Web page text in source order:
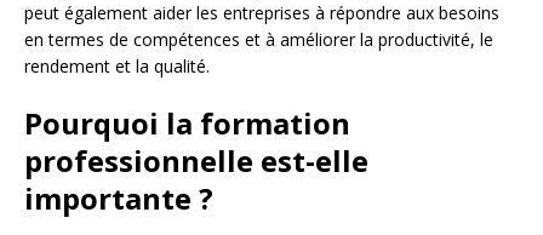
peut également aider les entreprises à répondre aux besoins
en termes de compétences et à améliorer la productivité, le
rendement et la qualité.
Pourquoi la formation
professionnelle est-elle
importante ?